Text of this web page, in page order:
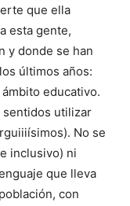
que ella
esta gente,
y donde se han
últimos años:
educativo.
sentidos utilizar
No se
inclusivo) ni
que lleva
con